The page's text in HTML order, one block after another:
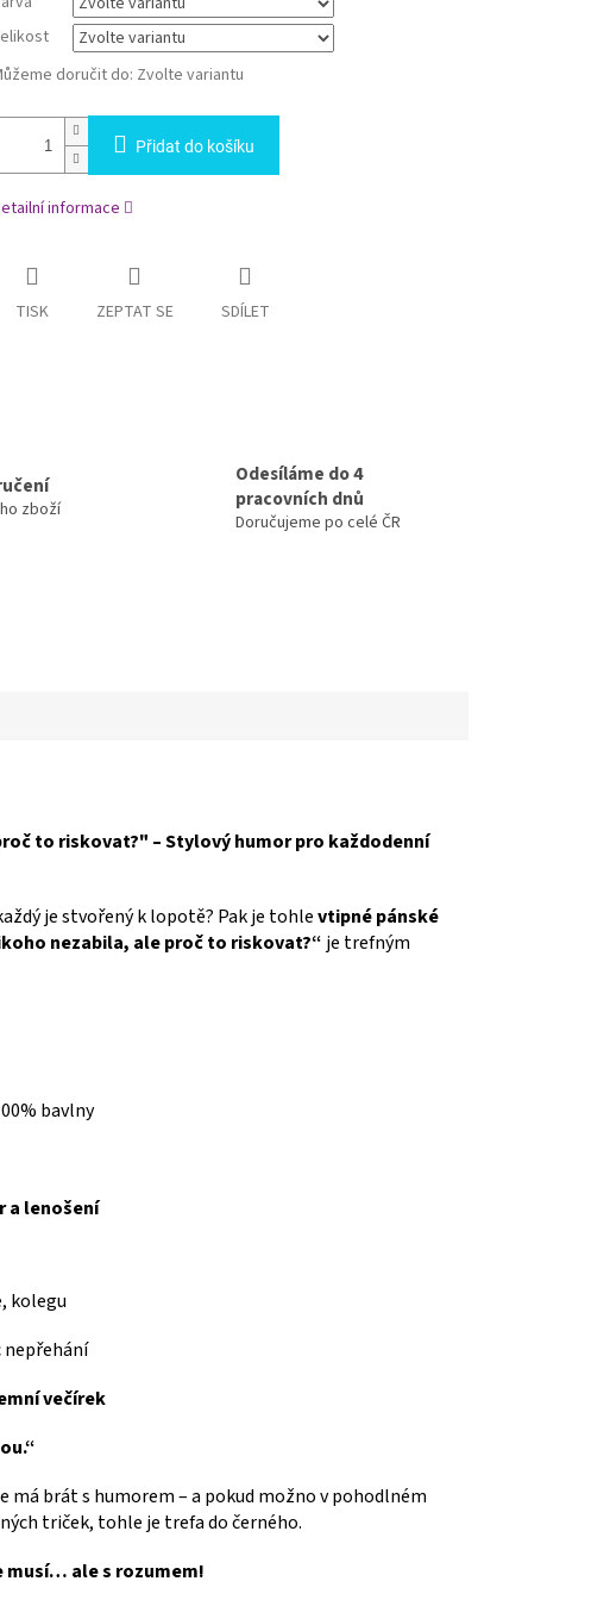
doručit do: Zvolte variantu
Přidat do košíku
informace
TISK ZEPTAT SE SDÍLET
zboží
Odesíláme do 4
pracovních dnů
Doručujeme po celé ČR
to riskovat?" – Stylový humor pro každodenní
je stvořený k lopotě? Pak je tohlevtipné pánské
nezabila, ale proč to riskovat?“ je trefným
bavlny
a lenošení
kolegu
nepřehání
večírek
má brát s humorem – a pokud možno v pohodlném
triček, tohle je trefa do černého.
musí… ale s rozumem!